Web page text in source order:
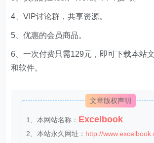
4、VIP讨论群，共享资源。
5、优惠的会员商品。
6、一次付费只需129元，即可下载本站
和软件。
文章版权声明
1、本网站名称： Excelbook
2、本站永久网址： http://